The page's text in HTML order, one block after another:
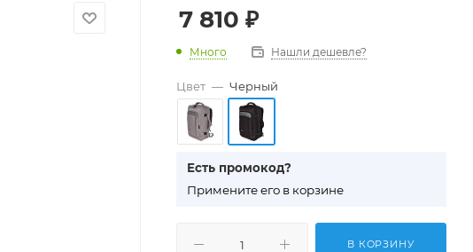
7 810 ₽
Много Нашли дешевле?
Цвет — Черный
Есть промокод?
Примените его в корзине
В КОРЗИНУ